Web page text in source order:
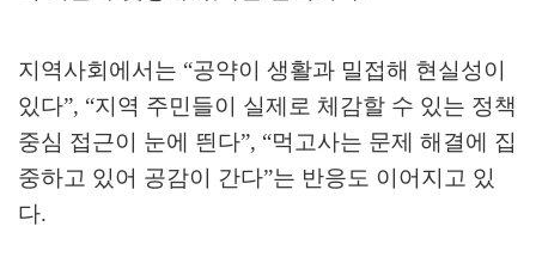
지역사회에서는 “공약이 생활과 밀접해 현실성이
있다”, “지역 주민들이 실제로 체감할 수 있는 정책
중심 접근이 눈에 띈다”, “먹고사는 문제 해결에 집
중하고 있어 공감이 간다”는 반응도 이어지고 있
다.